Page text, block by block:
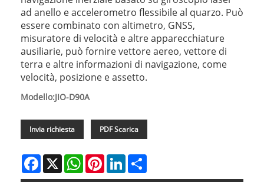
ad anello e accelerometro flessibile al quarzo. Può
essere combinato con altimetro, GNSS,
misuratore di velocità e altre apparecchiature
ausiliarie, può fornire vettore aereo, vettore di
terra e altre informazioni di navigazione, come
velocità, posizione e assetto.
Modello:JIO-D90A
Invia richiesta PDF Scarica
Facebook
X WhatsAppPinterestLinkedIn